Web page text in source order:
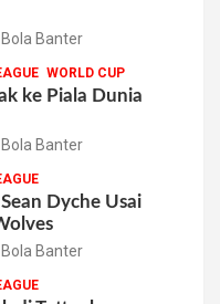
Bola Banter
WORLD CUP
ke Piala Dunia
Bola Banter
Dyche Usai
Bola Banter